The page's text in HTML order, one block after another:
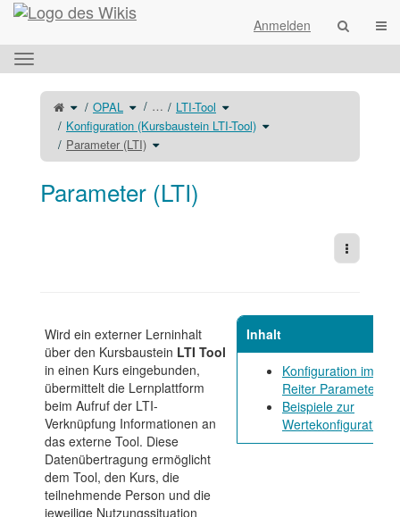
Startseite
Anmelden
Das
horizontale
Menü
umschalten.
Schalte
denübergeordneten
Baum
von
Parameter
(LTI)
um.
OPAL Schalte
denVerzeichnisbaum
unter
OPAL
um.
… LTI-Tool Schalte
den
unter
LTI-
Tool
Konfiguration (Kursbaustein LTI-Tool) Schalte
den
LTI-
Tool)
Parameter (LTI) Schalte
den
unter
Parameter
Parameter (LTI)
Weitere
Wird ein externer Lerninhalt
über den Kursbaustein LTI Tool
in einen Kurs eingebunden,
übermittelt die Lernplattform
beim Aufruf der LTI-
Verknüpfung Informationen an
das externe Tool. Diese
Datenübertragung ermöglicht
dem Tool, den Kurs, die
teilnehmende Person und die
jeweilige Nutzungssituation
Inhalt
Konfiguration im
Reiter Parameter
Beispiele zur
Wertekonfiguration